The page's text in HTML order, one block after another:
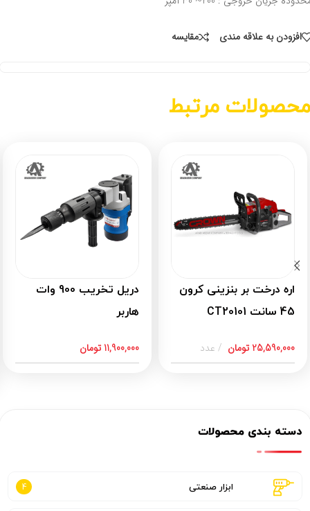
افزودن به علاقه مندی مقايسه
مرتبط
اره درخت بر بنزینی کرون
45 سانت CT20101
25,590,000تومان عدد
دریل تخریب 900 وات
هاربر
11,900,000 تومان
دسته بندی محصولات
ابزار صنعتی 4